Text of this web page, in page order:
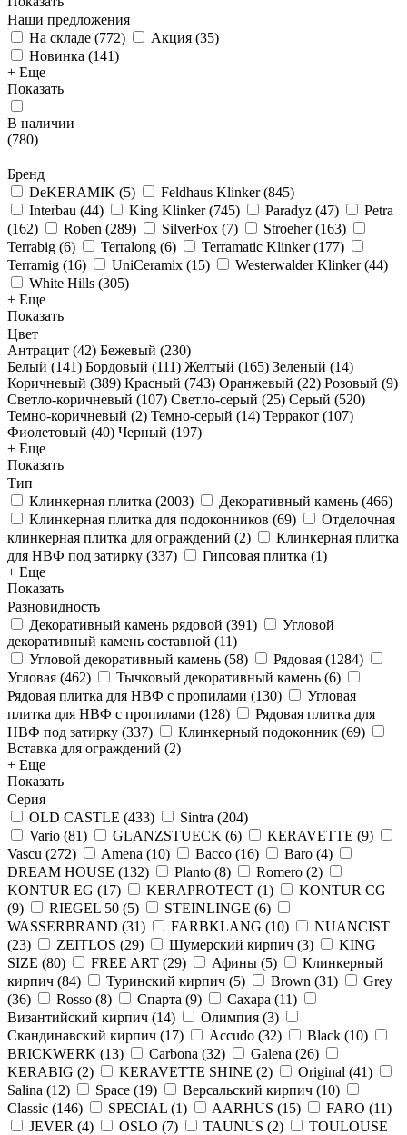
Наши предложения
На складе (772) Акция (35)
Новинка (141)
+ Еще
Показать
В наличии
(780)
Бренд
DeKERAMIK (5) Feldhaus Klinker(845)
Interbau (44) King Klinker(745) Paradyz (47)
Petra
(162) Roben (289) SilverFox (7) Stroeher(163)
Terrabig (6) Terralong (6) Terramatic Klinker(177)
Terramig (16) UniCeramix (15) Westerwalder Klinker(44)
White Hills (305)
+ Еще
Показать
Цвет
Антрацит (42) Бежевый (230)
Белый (141) Бордовый (111) Желтый (165) Зеленый (14)
Коричневый (389) Красный (743) Оранжевый (22) Розовый (9)
Светло-коричневый (107) Светло-серый (25) Серый (520)
Темно-коричневый (2) Темно-серый (14) Терракот (107)
Фиолетовый (40) Черный (197)
+ Еще
Показать
Тип
Клинкерная плитка (2003) Декоративный камень (466)
Клинкерная плитка для подоконников (69)
Отделочная
клинкерная плитка для ограждений (2)
Клинкерная плитка
для НВФ под затирку (337) Гипсовая плитка (1)
+ Еще
Показать
Разновидность
Декоративный камень рядовой (391)
Угловой
декоративный камень составной (11)
Угловой декоративный камень (58) Рядовая (1284)
Угловая (462) Тычковый декоративный камень (6)
Рядовая плитка для НВФ с пропилами (130)
Угловая
плитка для НВФ с пропилами (128)
Рядовая плитка для
НВФ под затирку (337) Клинкерный подоконник (69)
Вставка для ограждений (2)
+ Еще
Показать
Серия
OLD CASTLE (433) Sintra (204)
Vario (81) GLANZSTUECK (6) KERAVETTE (9)
Vascu (272) Amena (10) Bacco (16) Baro (4)
DREAM HOUSE (132) Planto (8) Romero (2)
KONTUR EG (17) KERAPROTECT (1)
KONTUR СG
(9) RIEGEL 50 (5) STEINLINGE (6)
WASSERBRAND (31) FARBKLANG (10)
NUANCIST
(23) ZEITLOS (29) Шумерский кирпич (3)
KING
SIZE (80) FREE ART (29) Афины (5)
Клинкерный
кирпич (84) Туринский кирпич (5) Brown (31)
Grey
(36) Rosso (8) Спарта (9) Сахара (11)
Византийский кирпич (14) Олимпия (3)
Скандинавский кирпич (17) Accudo (32) Black (10)
BRICKWERK (13) Carbona (32) Galena (26)
KERABIG (2) KERAVETTE SHINE (2) Original (41)
Salina (12) Space (19) Версальский кирпич (10)
Classic (146) SPECIAL (1) AARHUS (15) FARO (11)
JEVER (4) OSLO (7) TAUNUS (2)
TOULOUSE